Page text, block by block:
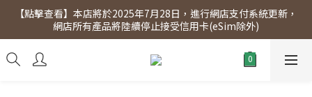
【點擊查看】會員專享 星期三全單95折!!!（優惠期至2026年12月
31日）。滿$300即免運費。
【點擊查看】本店將於2025年7月28日，進行網店支付系統更新，
網店所有產品將陸續停止接受信用卡(eSim除外)
【點擊查看】會員專享 星期三全單95折!!!（優惠期至2026年12月
31日）。滿$300即免運費。